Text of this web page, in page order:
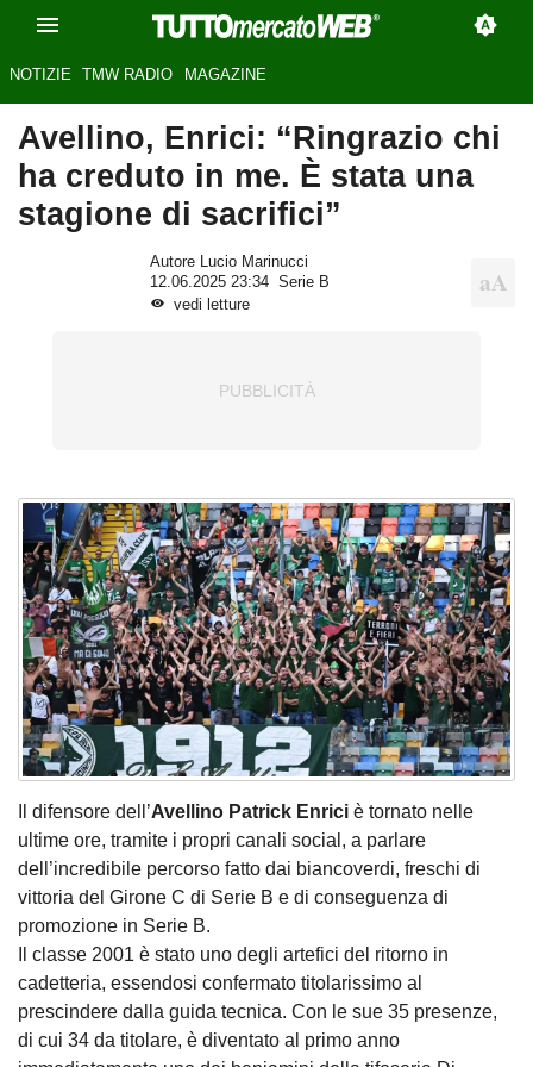
NOTIZIE TMW RADIO MAGAZINE
Avellino, Enrici: “Ringrazio chi
ha creduto in me. È stata una
stagione di sacrifici”
Autore Lucio Marinucci
12.06.2025 23:34
Serie B
vedi letture
Il difensore dell’Avellino Patrick Enrici è tornato nelle
ultime ore, tramite i propri canali social, a parlare
dell’incredibile percorso fatto dai biancoverdi, freschi di
vittoria del Girone C di Serie B e di conseguenza di
promozione in Serie B.
Il classe 2001 è stato uno degli artefici del ritorno in
cadetteria, essendosi confermato titolarissimo al
prescindere dalla guida tecnica. Con le sue 35 presenze,
di cui 34 da titolare, è diventato al primo anno